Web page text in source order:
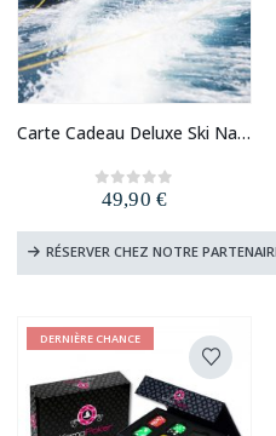
sur
la
page
du
Carte Cadeau Deluxe Ski Nautique et Bouée Tractée
0out of 5
49,90 €
RÉSERVER CHEZ NOTRE
DERNIÈRE CHANCE